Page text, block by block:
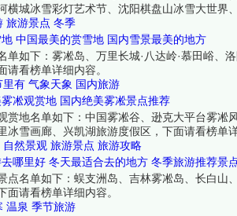
横城冰雪彩灯艺术节、沈阳棋盘山冰雪大世界
旅游景点 冬季
中国最美的赏雪地 国内雪景最美的地方
单如下：雾凇岛、万里长城·八达岭·慕田峪、
请看榜单详细内容。
里有 气象天象 国内旅游
凇观赏地 国内绝美雾凇景点推荐
赏地名单如下：中国雾凇谷、逊克大平台雾
冰雪画廊、兴凯湖旅游度假区，下面请看榜单详
自然景观 旅游景点 旅游攻略
哪里好 冬天最适合去的地方 冬季旅游推荐景
点名单如下：蜈支洲岛、吉林雾凇岛、长白山
面请看榜单详细内容。
温泉 季节旅游